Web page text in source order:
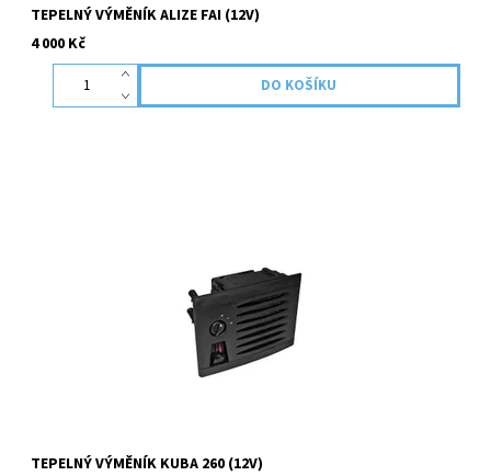
TEPELNÝ VÝMĚNÍK ALIZE FAI (12V)
4 000 Kč
pomoci s výběrem, neváhejte se na nás obrátit!...
TEPELNÝ VÝMĚNÍK KUBA 260 (12V)